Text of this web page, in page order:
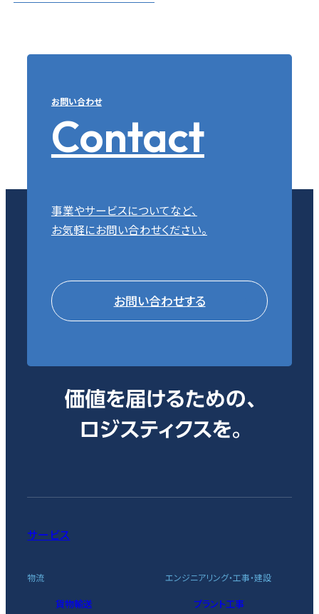
お問い合わせ
Contact
事業やサービスについてなど、
お気軽にお問い合わせください。
お問い合わせする
サービス
物流
貨物輸送
エンジニアリング・工事・建設
プラント工事